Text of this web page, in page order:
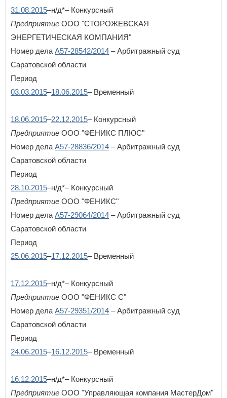
31.08.2015–н/д*– Конкурсный
Предприятие ООО "СТОРОЖЕВСКАЯ
ЭНЕРГЕТИЧЕСКАЯ КОМПАНИЯ"
Номер дела А57-28542/2014 – Арбитражный суд
Саратовской области
Период
03.03.2015–18.06.2015– Временный
18.06.2015–22.12.2015– Конкурсный
Предприятие ООО "ФЕНИКС ПЛЮС"
Номер дела А57-28836/2014 – Арбитражный суд
Саратовской области
Период
28.10.2015–н/д*– Конкурсный
Предприятие ООО "ФЕНИКС"
Номер дела А57-29064/2014 – Арбитражный суд
Саратовской области
Период
25.06.2015–17.12.2015– Временный
17.12.2015–н/д*– Конкурсный
Предприятие ООО "ФЕНИКС С"
Номер дела А57-29351/2014 – Арбитражный суд
Саратовской области
Период
24.06.2015–16.12.2015– Временный
16.12.2015–н/д*– Конкурсный
Предприятие ООО "Управляющая компания МастерДом"